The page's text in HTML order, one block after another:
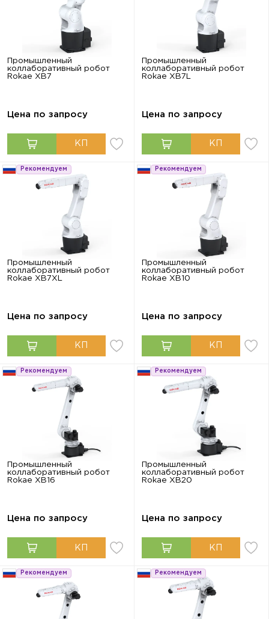
Промышленный
коллаборативный робот
Rokae XB7
Цена по запросу
Промышленный
коллаборативный робот
Rokae XB7L
Цена по запросу
Рекомендуем
Промышленный
коллаборативный робот
Rokae XB7XL
Цена по запросу
Рекомендуем
Промышленный
коллаборативный робот
Rokae XB10
Цена по запросу
Рекомендуем
Промышленный
коллаборативный робот
Rokae XB16
Цена по запросу
Рекомендуем
Промышленный
коллаборативный робот
Rokae XB20
Цена по запросу
Рекомендуем Рекомендуем